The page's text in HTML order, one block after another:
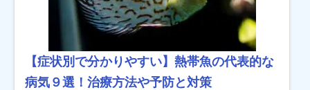
【症状別で分かりやすい】熱帯魚の代表的な
病気９選！治療方法や予防と対策